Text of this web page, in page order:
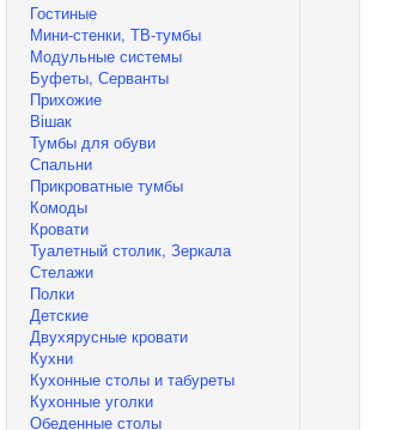
Гостиные
Мини-стенки, ТВ-тумбы
Модульные системы
Буфеты, Серванты
Прихожие
Вішак
Тумбы для обуви
Спальни
Прикроватные тумбы
Комоды
Кровати
Туалетный столик, Зеркала
Стелажи
Полки
Детские
Двухярусные кровати
Кухни
Кухонные столы и табуреты
Кухонные уголки
Обеденные столы